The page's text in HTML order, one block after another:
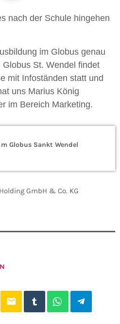
nach der Schule hingehen
im Globus genau
St. Wendel findet
mit Infoständen statt und
uns Marius König
im Bereich Marketing.
Globus Sankt Wendel
GmbH & Co. KG
email